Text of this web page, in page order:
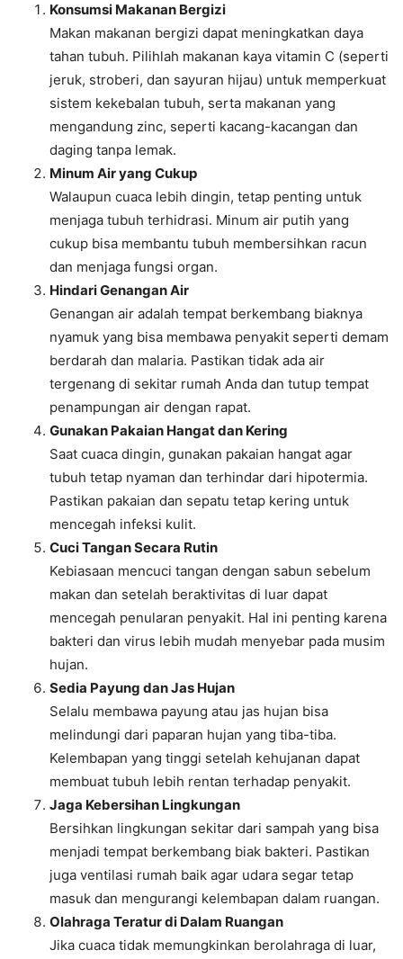
Konsumsi Makanan Bergizi
Makan makanan bergizi dapat meningkatkan daya
tahan tubuh. Pilihlah makanan kaya vitamin C (seperti
jeruk, stroberi, dan sayuran hijau) untuk memperkuat
sistem kekebalan tubuh, serta makanan yang
mengandung zinc, seperti kacang-kacangan dan
daging tanpa lemak.
Minum Air yang Cukup
Walaupun cuaca lebih dingin, tetap penting untuk
menjaga tubuh terhidrasi. Minum air putih yang
cukup bisa membantu tubuh membersihkan racun
dan menjaga fungsi organ.
Hindari Genangan Air
Genangan air adalah tempat berkembang biaknya
nyamuk yang bisa membawa penyakit seperti demam
berdarah dan malaria. Pastikan tidak ada air
tergenang di sekitar rumah Anda dan tutup tempat
penampungan air dengan rapat.
Gunakan Pakaian Hangat dan Kering
Saat cuaca dingin, gunakan pakaian hangat agar
tubuh tetap nyaman dan terhindar dari hipotermia.
Pastikan pakaian dan sepatu tetap kering untuk
mencegah infeksi kulit.
Cuci Tangan Secara Rutin
Kebiasaan mencuci tangan dengan sabun sebelum
makan dan setelah beraktivitas di luar dapat
mencegah penularan penyakit. Hal ini penting karena
bakteri dan virus lebih mudah menyebar pada musim
hujan.
Sedia Payung dan Jas Hujan
Selalu membawa payung atau jas hujan bisa
melindungi dari paparan hujan yang tiba-tiba.
Kelembapan yang tinggi setelah kehujanan dapat
membuat tubuh lebih rentan terhadap penyakit.
Jaga Kebersihan Lingkungan
Bersihkan lingkungan sekitar dari sampah yang bisa
menjadi tempat berkembang biak bakteri. Pastikan
juga ventilasi rumah baik agar udara segar tetap
masuk dan mengurangi kelembapan dalam ruangan.
Olahraga Teratur di Dalam Ruangan
Jika cuaca tidak memungkinkan berolahraga di luar,